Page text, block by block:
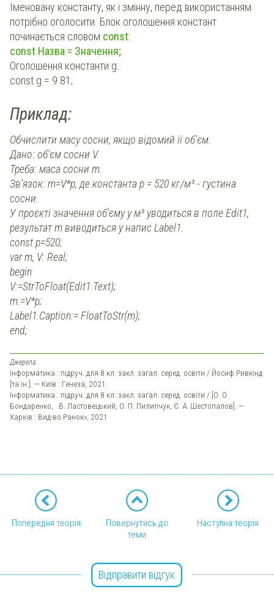
Іменовану константу, як і змінну, перед використанням
потрібно оголосити. Блок оголошення констант
починається словом const:
const Назва = Значення;
Оголошення константи g:
const g = 9.81;
Приклад:
Обчислити масу сосни, якщо відомий її об'єм.
Дано: об'єм сосни V.
Треба: маса сосни m.
Зв'язок: m=V*p, де константа р = 520 кг/м³ - густина
сосни.
У проєкті значення об'єму у м³ уводиться в поле Edit1,
результат m виводиться у напис Label1.
const p=520;
var m, V: Real;
begin
V:=StrToFloat(Edit1.Text);
m:=V*p;
Label1.Caption:= FloatToStr(m);
end;
Джерела:
Інформатика : підруч. для 8 кл. закл. загал. серед. освіти / Йосиф Ривкінд
[та ін.]. — Київ : Генеза, 2021.
Інформатика : підруч. для 8 кл. закл. загал. серед. освіти / [О. О.
Бондаренко, . В. Ластовецький, О. П. Пилипчук, Є. А. Шестопалов]. —
Харків : Вид-во Ранок», 2021
Попередня теорія
Повернутись до
теми
Наступна теорія
Відправити відгук